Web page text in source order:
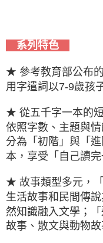
系列特色
★ 參考教育部公布
用字遣詞以7-9歲孩
★ 從五千字一本的
依照字數、主題與
分為「初階」與「
本，享受「自己讀
★ 故事類型多元，
生活故事和民間傳
然知識融入文學；
故事、散文與動物故